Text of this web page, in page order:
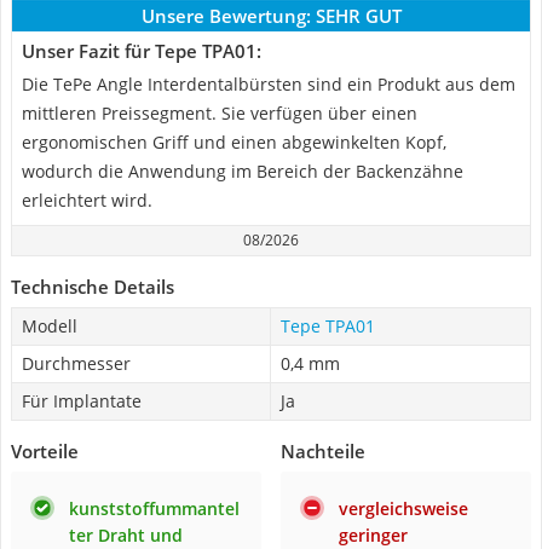
Unsere Bewertung: SEHR GUT
Unser Fazit für Tepe TPA01:
Die TePe Angle Interdentalbürsten sind ein Produkt aus dem
mittleren Preissegment. Sie verfügen über einen
ergonomischen Griff und einen abgewinkelten Kopf,
wodurch die Anwendung im Bereich der Backenzähne
erleichtert wird.
08/2026
Technische Details
Modell
Tepe TPA01
Durchmesser
0,4 mm
Für Implantate
Ja
Vorteile
kunststoffummantel
ter Draht und
Nachteile
vergleichsweise
geringer